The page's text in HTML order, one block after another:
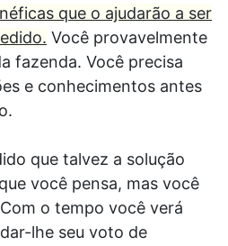
que o ajudarão a ser
Você provavelmente
fazenda. Você precisa
e conhecimentos antes
que talvez a solução
você pensa, mas você
o tempo você verá
lhe seu voto de